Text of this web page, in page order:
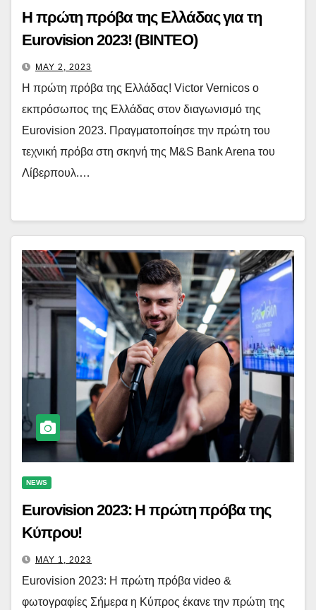
Η πρώτη πρόβα της Ελλάδας για τη
Eurovision 2023! (ΒΙΝΤΕΟ)
MAY 2, 2023
Η πρώτη πρόβα της Ελλάδας! Victor Vernicos ο
εκπρόσωπος της Ελλάδας στον διαγωνισμό της
Eurovision 2023. Πραγματοποίησε την πρώτη του
τεχνική πρόβα στη σκηνή της M&S Bank Arena του
Λίβερπουλ.…
NEWS
Eurovision 2023: Η πρώτη πρόβα της
Κύπρου!
MAY 1, 2023
Eurovision 2023: Η πρώτη πρόβα video &
φωτογραφίες Σήμερα η Κύπρος έκανε την πρώτη της